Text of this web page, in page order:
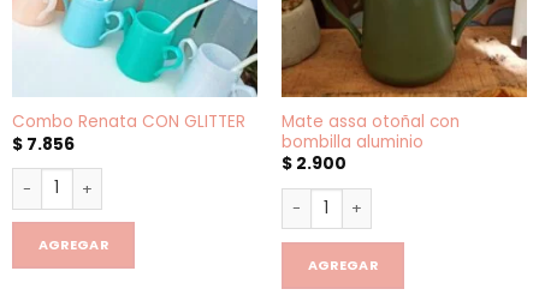
Combo Renata CON GLITTER
$7.856
Combo Renata CON GLITTER cantidad
AGREGAR
Mate assa otoñal con
bombilla aluminio
$2.900
Mate assa otoñal con
AGREGAR